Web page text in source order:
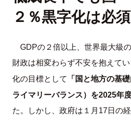
２％黒字化は必須
GDPの２倍以上、世界最大級
財政は相変わらず不安を抱えて
化の目標として
「国と地方の基
ライマリーバランス）を2025年
た。しかし、政府は１月17日の